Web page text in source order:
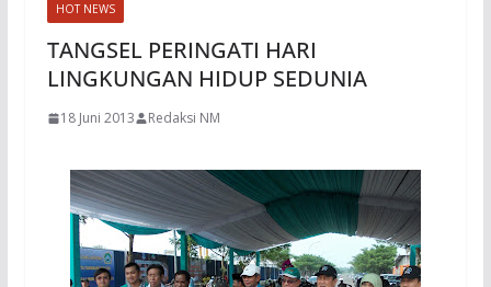
HOT NEWS
TANGSEL PERINGATI HARI
LINGKUNGAN HIDUP SEDUNIA
18 Juni 2013 Redaksi NM